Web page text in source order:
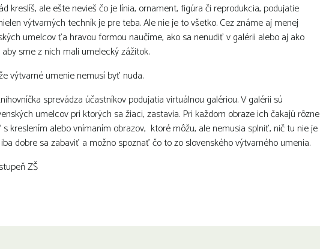
kreslíš, ale ešte nevieš čo je línia, ornament, figúra či reprodukcia, podujatie
výtvarných techník je pre teba. Ale nie je to všetko. Cez známe aj menej
umelcov ťa hravou formou naučíme, ako sa nenudiť v galérii alebo aj ako
sme z nich mali umelecký zážitok.
výtvarné umenie nemusí byť nuda.
sprevádza účastníkov podujatia virtuálnou galériou. V galérii sú
umelcov pri ktorých sa žiaci, zastavia. Pri každom obraze ich čakajú rôzne
kreslením alebo vnímaním obrazov, ktoré môžu, ale nemusia splniť, nič tu nie je
iba dobre sa zabaviť a možno spoznať čo to zo slovenského výtvarného umenia.
ZŠ